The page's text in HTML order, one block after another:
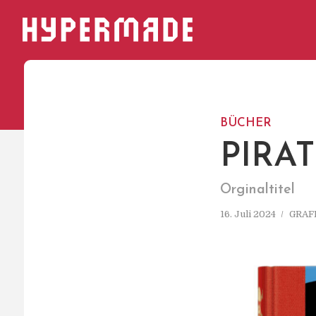
HYPERMADE
BÜCHER
Orginaltitel
16. Juli 2024